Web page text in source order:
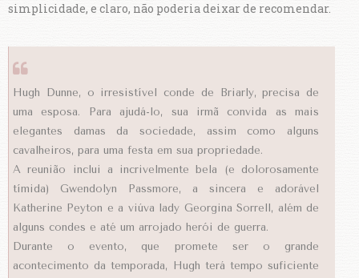
simplicidade, e claro, não poderia deixar de recomendar.
Hugh Dunne, o irresistível conde de Briarly, precisa de
uma esposa. Para ajudá-lo, sua irmã convida as mais
elegantes damas da sociedade, assim como alguns
cavalheiros, para uma festa em sua propriedade.
A reunião inclui a incrivelmente bela (e dolorosamente
tímida) Gwendolyn Passmore, a sincera e adorável
Katherine Peyton e a viúva lady Georgina Sorrell, além de
alguns condes e até um arrojado herói de guerra.
Durante o evento, que promete ser o grande
acontecimento da temporada, Hugh terá tempo suficiente